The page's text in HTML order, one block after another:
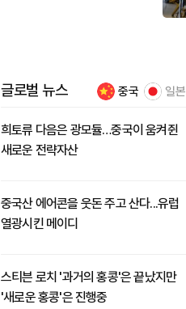
글로벌 뉴스 중국 일본
희토류 다음은 광모듈…중국이 움켜쥔
새로운 전략자산
중국산 에어콘을 웃돈 주고 산다...유럽
열광시킨 메이디
스티븐 로치 '과거의 홍콩'은 끝났지만
'새로운 홍콩'은 진행중